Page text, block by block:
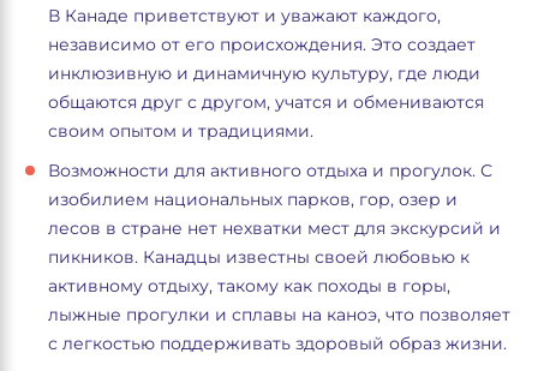
В Канаде приветствуют и уважают каждого,
независимо от его происхождения. Это создает
инклюзивную и динамичную культуру, где люди
общаются друг с другом, учатся и обмениваются
своим опытом и традициями.
Возможности для активного отдыха и прогулок. С
изобилием национальных парков, гор, озер и
лесов в стране нет нехватки мест для экскурсий и
пикников. Канадцы известны своей любовью к
активному отдыху, такому как походы в горы,
лыжные прогулки и сплавы на каноэ, что позволяет
с легкостью поддерживать здоровый образ жизни.